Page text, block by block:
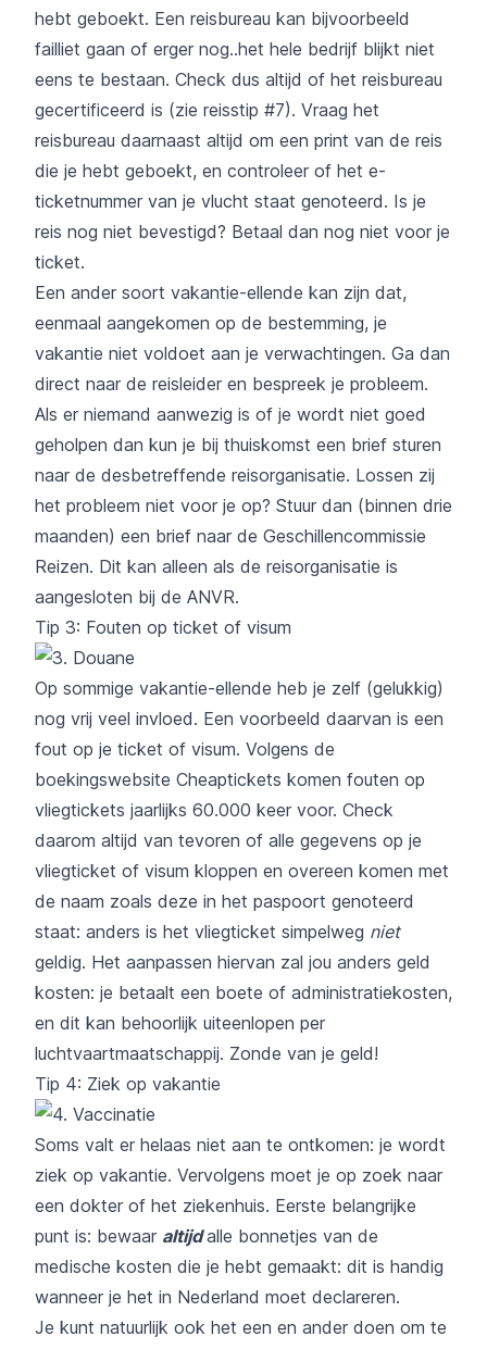
hebt geboekt. Een reisbureau kan bijvoorbeeld
failliet gaan of erger nog..het hele bedrijf blijkt niet
eens te bestaan. Check dus altijd of het reisbureau
gecertificeerd is (zie reisstip #7). Vraag het
reisbureau daarnaast altijd om een print van de reis
die je hebt geboekt, en controleer of het e-
ticketnummer van je vlucht staat genoteerd. Is je
reis nog niet bevestigd? Betaal dan nog niet voor je
ticket.
Een ander soort vakantie-ellende kan zijn dat,
eenmaal aangekomen op de bestemming, je
vakantie niet voldoet aan je verwachtingen. Ga dan
direct naar de reisleider en bespreek je probleem.
Als er niemand aanwezig is of je wordt niet goed
geholpen dan kun je bij thuiskomst een brief sturen
naar de desbetreffende reisorganisatie. Lossen zij
het probleem niet voor je op? Stuur dan (binnen drie
maanden) een brief naar de Geschillencommissie
Reizen. Dit kan alleen als de reisorganisatie is
aangesloten bij de ANVR.
Tip 3: Fouten op ticket of visum
Op sommige vakantie-ellende heb je zelf (gelukkig)
nog vrij veel invloed. Een voorbeeld daarvan is een
fout op je ticket of visum. Volgens de
boekingswebsite Cheaptickets komen fouten op
vliegtickets jaarlijks 60.000 keer voor. Check
daarom altijd van tevoren of alle gegevens op je
vliegticket of visum kloppen en overeen komen met
de naam zoals deze in het paspoort genoteerd
staat: anders is het vliegticket simpelweg niet
geldig. Het aanpassen hiervan zal jou anders geld
kosten: je betaalt een boete of administratiekosten,
en dit kan behoorlijk uiteenlopen per
luchtvaartmaatschappij. Zonde van je geld!
Tip 4: Ziek op vakantie
Soms valt er helaas niet aan te ontkomen: je wordt
ziek op vakantie. Vervolgens moet je op zoek naar
een dokter of het ziekenhuis. Eerste belangrijke
punt is: bewaar altijdalle bonnetjes van de
medische kosten die je hebt gemaakt: dit is handig
wanneer je het in Nederland moet declareren.
Je kunt natuurlijk ook het een en ander doen om te